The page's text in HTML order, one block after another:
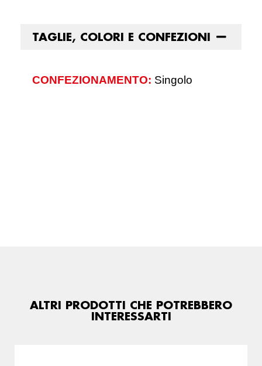
TAGLIE, COLORI E CONFEZIONI
CONFEZIONAMENTO: Singolo
ALTRI PRODOTTI CHE POTREBBERO
INTERESSARTI